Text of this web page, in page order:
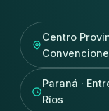
Centro
Paraná ·
Ríos